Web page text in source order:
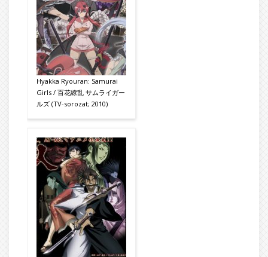
Hyakka Ryouran: Samurai
Girls / 百花繚乱 サムライガー
ルズ (TV-sorozat; 2010)